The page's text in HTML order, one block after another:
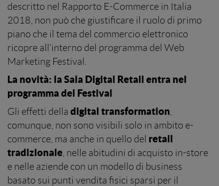
descritto nel Rapporto E-Commerce in Italia
2018, non può che giustificare il ruolo di primo
piano che il tema del commercio elettronico
ricopre all’interno del programma del Web
Marketing Festival.
La novità: la Sala Digital Retail entra nel
programma del Festival
Gli effetti della digital transformation
comunque, non sono visibili solo in ambito e-
commerce, ma anche in quello del retail
tradizionale , nelle abitudini di acquisto in-store
e nelle aziende con un modello di business
basato sui punti vendita fisici sparsi per il